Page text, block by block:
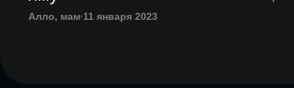
Алло, мам 11 января 2023